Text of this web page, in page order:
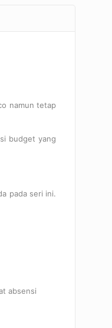
namun tetap
budget yang
pada seri ini.
absensi